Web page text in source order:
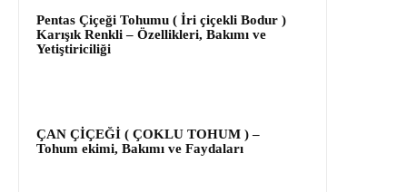
Pentas Çiçeği Tohumu ( İri çiçekli Bodur )
Karışık Renkli – Özellikleri, Bakımı ve
Yetiştiriciliği
ÇAN ÇİÇEĞİ ( ÇOKLU TOHUM ) –
Tohum ekimi, Bakımı ve Faydaları